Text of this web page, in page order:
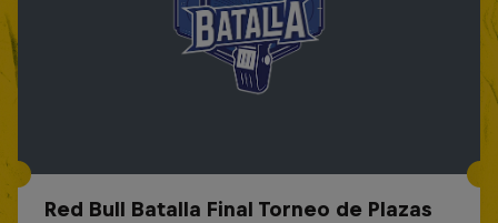
Red Bull Batalla Final Torneo de Plazas